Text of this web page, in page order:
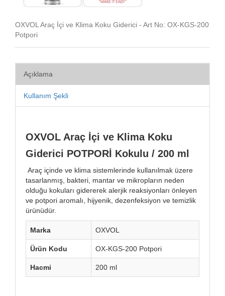
OXVOL Araç İçi ve Klima Koku Giderici - Art No: OX-KGS-200
Potpori
Açıklama
Kullanım Şekli
OXVOL Araç İçi ve Klima Koku
Giderici POTPORİ Kokulu / 200 ml
Araç içinde ve klima sistemlerinde kullanılmak üzere
tasarlanmış, bakteri, mantar ve mikropların neden
olduğu kokuları gidererek alerjik reaksiyonları önleyen
ve potpori aromalı, hijyenik, dezenfeksiyon ve temizlik
ürünüdür.
Marka OXVOL
Ürün Kodu OX-KGS-200 Potpori
Hacmi 200 ml